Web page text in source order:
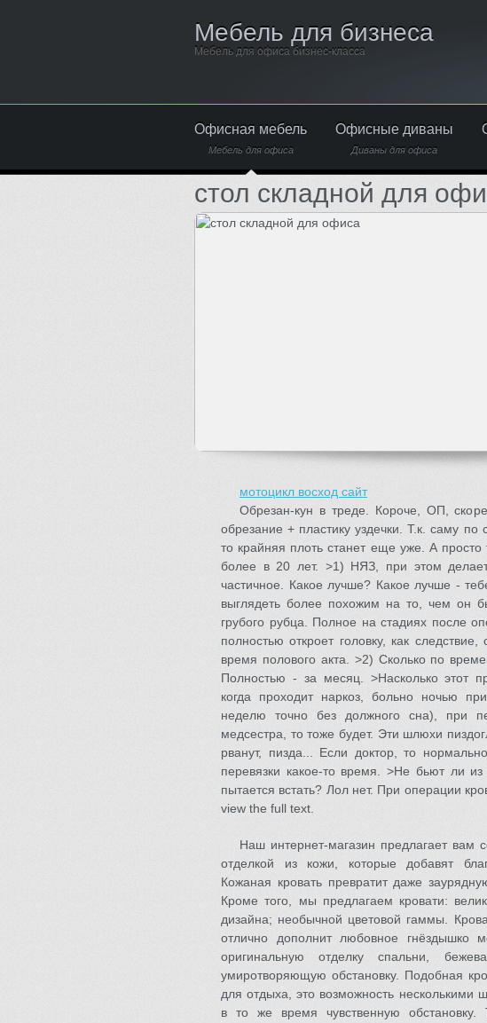
Мебель для бизнеса
Мебель для офиса бизнес-класса
Офисная мебель
Мебель для офиса
Офисные диваны
Диваны для офиса
стол складной для
мотоцикл восход сайт
Обрезан-кун в треде. Короче, ОП,
обрезание + пластику уздечки. Т.к. саму по
то крайняя плоть станет еще уже. А просто
более в 20 лет. >1) НЯЗ, при этом
частичное. Какое лучше? Какое лучше -
выглядеть более похожим на то, чем он
грубого рубца. Полное на стадиях после
полностью откроет головку, как следствие,
время полового акта. >2) Сколько по
Полностью - за месяц. >Насколько этот
когда проходит наркоз, больно ночью
неделю точно без должного сна), при
медсестра, то тоже будет. Эти шлюхи
рванут, пизда... Если доктор, то
перевязки какое-то время. >Не бьют ли
пытается встать? Лол нет. При операции
view the full text.
Наш интернет-магазин предлагает вам
отделкой из кожи, которые добавят
Кожаная кровать превратит даже
Кроме того, мы предлагаем кровати:
дизайна; необычной цветовой гаммы.
отлично дополнит любовное гнёздышко
оригинальную отделку спальни,
умиротворяющую обстановку. Подобная
для отдыха, это возможность несколькими
в то же время чувственную обстановку.